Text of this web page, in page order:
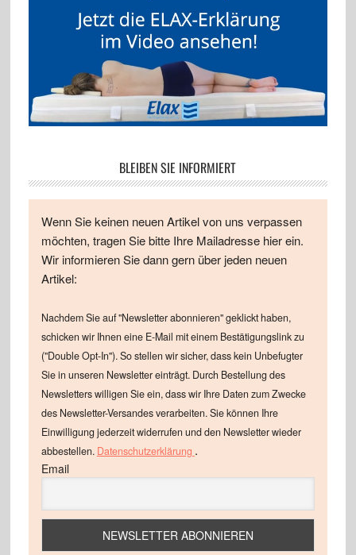
BLEIBEN SIE INFORMIERT
Wenn Sie keinen neuen Artikel von uns verpassen
möchten, tragen Sie bitte Ihre Mailadresse hier ein.
Wir informieren Sie dann gern über jeden neuen
Artikel:
Nachdem Sie auf "Newsletter abonnieren" geklickt haben,
schicken wir Ihnen eine E-Mail mit einem Bestätigungslink zu
("Double Opt-In"). So stellen wir sicher, dass kein Unbefugter
Sie in unseren Newsletter einträgt. Durch Bestellung des
Newsletters willigen Sie ein, dass wir Ihre Daten zum Zwecke
des Newsletter-Versandes verarbeiten. Sie können Ihre
Einwilligung jederzeit widerrufen und den Newsletter wieder
abbestellen. Datenschutzerklärung .
Email